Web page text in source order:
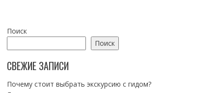
Поиск
Поиск
СВЕЖИЕ ЗАПИСИ
Почему стоит выбрать экскурсию с гидом?